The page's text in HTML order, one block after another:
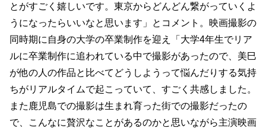
とがすごく嬉しいです。東京からどんどん繋がっていくよ
うになったらいいなと思います」とコメント。映画撮影の
同時期に自身の大学の卒業制作を迎え「大学4年生でリア
ルに卒業制作に追われている中で撮影があったので、美巳
が他の人の作品と比べてどうしようって悩んだりする気持
ちがリアルタイムで起こっていて、すごく共感しました。
また鹿児島での撮影は生まれ育った街での撮影だったの
で、こんなに贅沢なことがあるのかと思いながら主演映画